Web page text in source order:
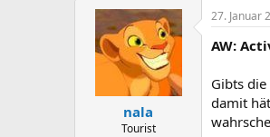
nala
Tourist
27. Januar
AW:
Gibts
damit